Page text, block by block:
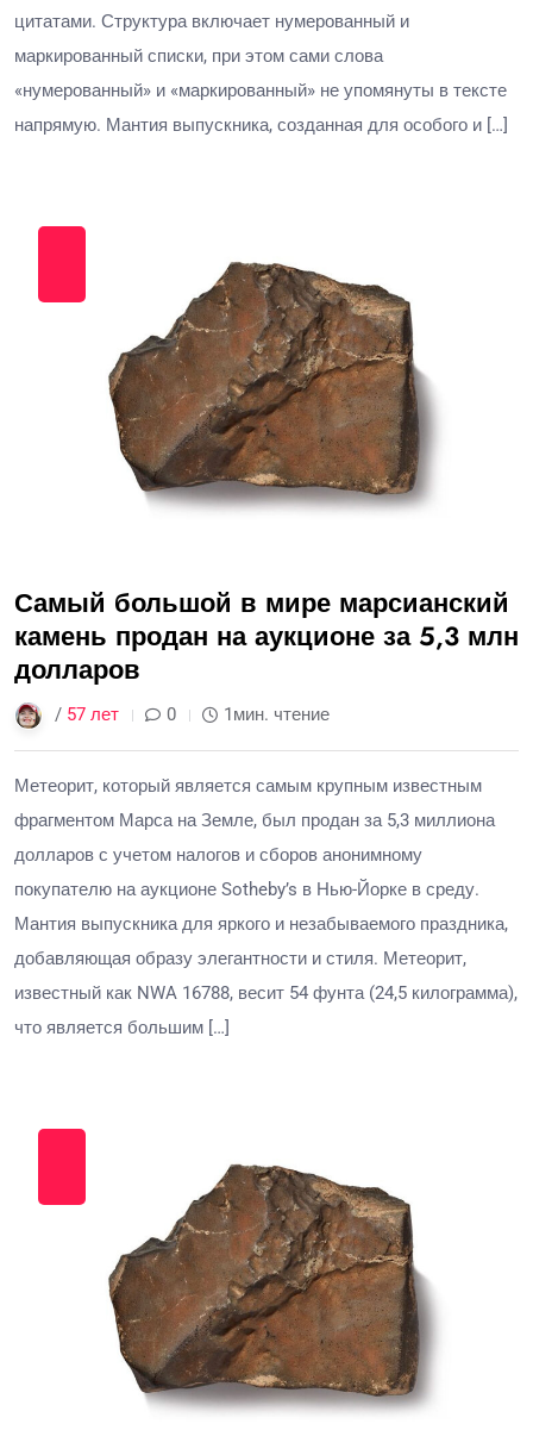
цитатами. Структура включает нумерованный и
маркированный списки, при этом сами слова
«нумерованный» и «маркированный» не упомянуты в тексте
напрямую. Мантия выпускника, созданная для особого и […]
Самый большой в мире марсианский
камень продан на аукционе за 5,3 млн
долларов
/ 57 лет 0 1мин. чтение
Метеорит, который является самым крупным известным
фрагментом Марса на Земле, был продан за 5,3 миллиона
долларов с учетом налогов и сборов анонимному
покупателю на аукционе Sotheby’s в Нью-Йорке в среду.
Мантия выпускника для яркого и незабываемого праздника,
добавляющая образу элегантности и стиля. Метеорит,
известный как NWA 16788, весит 54 фунта (24,5 килограмма),
что является большим […]